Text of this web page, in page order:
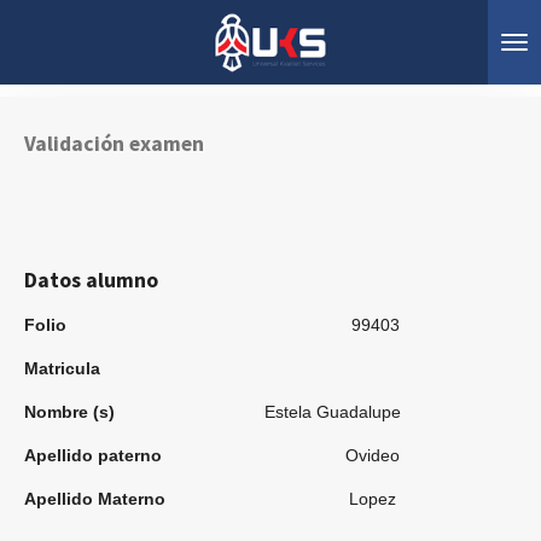
Validación examen
Datos alumno
Folio 99403
Matricula
Nombre (s) Estela Guadalupe
Apellido paterno Ovideo
Apellido Materno Lopez